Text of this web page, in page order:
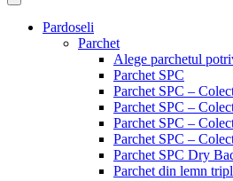
Pardoseli
Parchet
Alege parchetul
Parchet SPC
Parchet SPC –
Parchet SPC –
Parchet SPC –
Parchet SPC –
Parchet SPC Dry
Parchet din lemn